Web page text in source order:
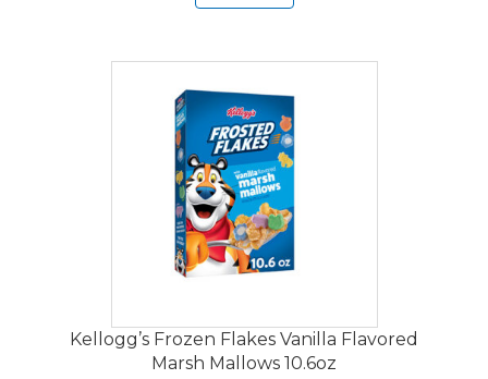
Kellogg’s Frozen Flakes Vanilla Flavored
Marsh Mallows 10.6oz